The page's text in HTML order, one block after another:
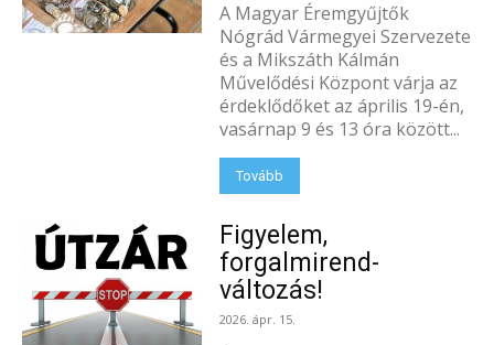
A Magyar Éremgyűjtők
Nógrád Vármegyei Szervezete
és a Mikszáth Kálmán
Művelődési Központ várja az
érdeklődőket az április 19-én,
vasárnap 9 és 13 óra között...
Tovább
Figyelem,
forgalmirend-
változás!
2026. ápr. 15.